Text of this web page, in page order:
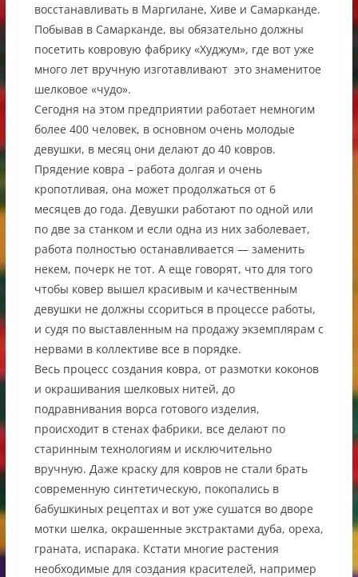
восстанавливать в Маргилане, Хиве и Самарканде.
Побывав в Самарканде, вы обязательно должны
посетить ковровую фабрику «Худжум», где вот уже
много лет вручную изготавливают это знаменитое
шелковое «чудо».
Сегодня на этом предприятии работает немногим
более 400 человек, в основном очень молодые
девушки, в месяц они делают до 40 ковров.
Прядение ковра – работа долгая и очень
кропотливая, она может продолжаться от 6
месяцев до года. Девушки работают по одной или
по две за станком и если одна из них заболевает,
работа полностью останавливается — заменить
некем, почерк не тот. А еще говорят, что для того
чтобы ковер вышел красивым и качественным
девушки не должны ссориться в процессе работы,
и судя по выставленным на продажу экземплярам с
нервами в коллективе все в порядке.
Весь процесс создания ковра, от размотки коконов
и окрашивания шелковых нитей, до
подравнивания ворса готового изделия,
происходит в стенах фабрики, все делают по
старинным технологиям и исключительно
вручную. Даже краску для ковров не стали брать
современную синтетическую, покопались в
бабушкиных рецептах и вот уже сушатся во дворе
мотки шелка, окрашенные экстрактами дуба, ореха,
граната, испарака. Кстати многие растения
необходимые для создания красителей, например